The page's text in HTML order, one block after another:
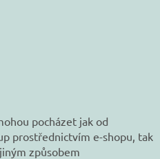
pocházet jak od
prostřednictvím e-shopu, tak
způsobem